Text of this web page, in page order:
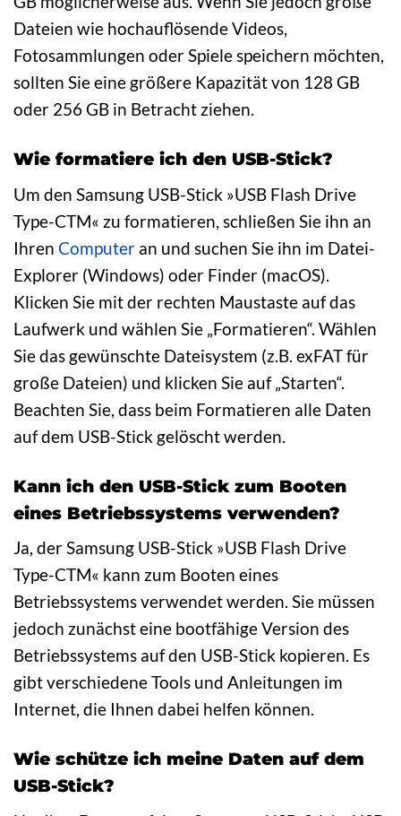
Dateien wie hochauflösende Videos,
Fotosammlungen oder Spiele speichern möchten,
sollten Sie eine größere Kapazität von 128 GB
oder 256 GB in Betracht ziehen.
Wie formatiere ich den USB-Stick?
Um den Samsung USB-Stick »USB Flash Drive
Type-CTM« zu formatieren, schließen Sie ihn an
Ihren Computer an und suchen Sie ihn im Datei-
Explorer (Windows) oder Finder (macOS).
Klicken Sie mit der rechten Maustaste auf das
Laufwerk und wählen Sie „Formatieren“. Wählen
Sie das gewünschte Dateisystem (z.B. exFAT für
große Dateien) und klicken Sie auf „Starten“.
Beachten Sie, dass beim Formatieren alle Daten
auf dem USB-Stick gelöscht werden.
Kann ich den USB-Stick zum Booten
eines Betriebssystems verwenden?
Ja, der Samsung USB-Stick »USB Flash Drive
Type-CTM« kann zum Booten eines
Betriebssystems verwendet werden. Sie müssen
jedoch zunächst eine bootfähige Version des
Betriebssystems auf den USB-Stick kopieren. Es
gibt verschiedene Tools und Anleitungen im
Internet, die Ihnen dabei helfen können.
Wie schütze ich meine Daten auf dem
USB-Stick?